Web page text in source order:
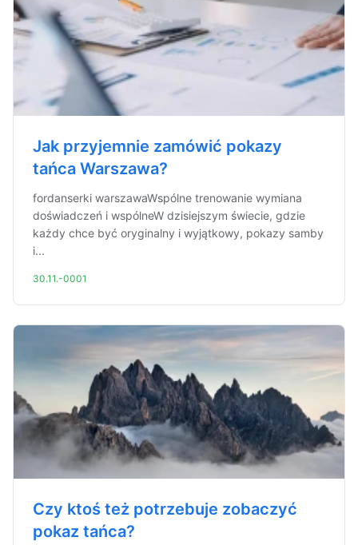
Jak przyjemnie zamówić pokazy
tańca Warszawa?
fordanserki warszawaWspólne trenowanie wymiana
doświadczeń i wspólneW dzisiejszym świecie, gdzie
każdy chce być oryginalny i wyjątkowy, pokazy samby
i...
30.11.-0001
Czy ktoś też potrzebuje zobaczyć
pokaz tańca?